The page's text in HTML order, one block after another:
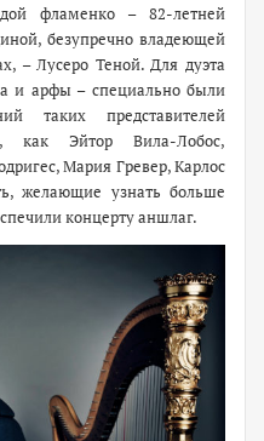
фламенко – 82-летней
безупречно владеющей
– Лусеро Теной. Для дуэта
и арфы – специально были
таких представителей
как Эйтор Вила-Лобос,
Мария Гревер, Карлос
желающие узнать больше
концерту аншлаг.